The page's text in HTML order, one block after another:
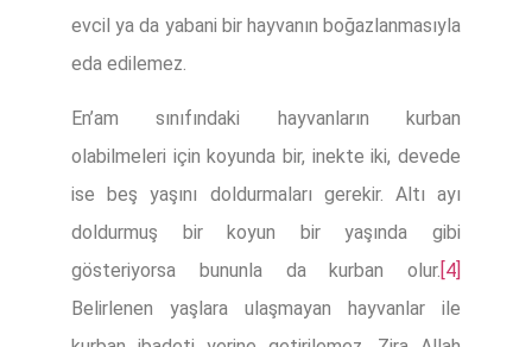
evcil ya da yabani bir hayvanın boğazlanmasıyla
eda edilemez.
En’am sınıfındaki hayvanların kurban
olabilmeleri için koyunda bir, inekte iki, devede
ise beş yaşını doldurmaları gerekir. Altı ayı
doldurmuş bir koyun bir yaşında gibi
gösteriyorsa bununla da kurban olur. [4]
Belirlenen yaşlara ulaşmayan hayvanlar ile